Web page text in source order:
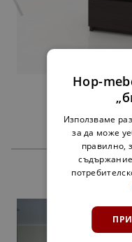
38,00 €
Hop-
Използваме
за да може
правилно,